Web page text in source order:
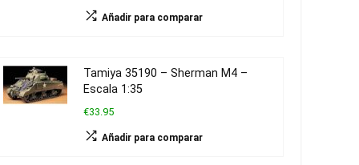
Añadir para comparar
Tamiya 35190 – Sherman M4 –
Escala 1:35
€33.95
Añadir para comparar